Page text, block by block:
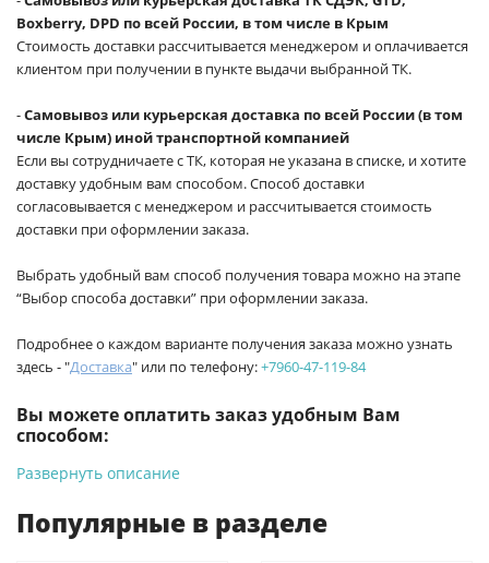
Boxberry, DPD по всей России, в том числе в Крым
Стоимость доставки рассчитывается менеджером и оплачивается
клиентом при получении в пункте выдачи выбранной ТК.
-Самовывоз или курьерская доставка по всей России (в том
числе Крым) иной транспортной компанией
Если вы сотрудничаете с ТК, которая не указана в списке, и хотите
доставку удобным вам способом. Способ доставки
согласовывается с менеджером и рассчитывается стоимость
доставки при оформлении заказа.
Выбрать удобный вам способ получения товара можно на этапе
“Выбор способа доставки” при оформлении заказа.
Подробнее о каждом варианте получения заказа можно узнать
здесь - "Доставка" или по телефону:+7960-47-119-84
Вы можете оплатить заказ удобным Вам
способом:
-Банковской картой на сайте ProffЭлектро. Данный вид
Развернуть описание
Популярные в разделе